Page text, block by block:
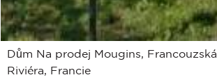
Dům Na prodej Mougins, Francouzská
Riviéra, Francie